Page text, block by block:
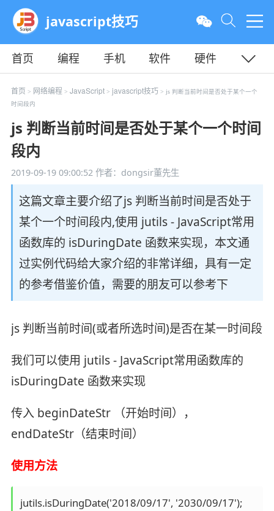
javascript技巧
首页 编程 手机 软件
硬件
教程
平面 服务器
首页 > 网络编程 > JavaScript> javascript技巧 > js 判断当前时间是否处于某个一个
时间段内
js 判断当前时间是否处于某个一个时间
段内
2019-09-19 09:00:52作者：dongsir董先生
这篇文章主要介绍了js 判断当前时间是否处于
某个一个时间段内,使用 jutils - JavaScript常用
函数库的 isDuringDate 函数来实现，本文通
过实例代码给大家介绍的非常详细，具有一定
的参考借鉴价值，需要的朋友可以参考下
js 判断当前时间(或者所选时间)是否在某一时间段
我们可以使用 jutils - JavaScript常用函数库的
isDuringDate 函数来实现
传入 beginDateStr （开始时间），
endDateStr（结束时间）
使用方法
jutils.isDuringDate('2018/09/17', '2030/09/17');